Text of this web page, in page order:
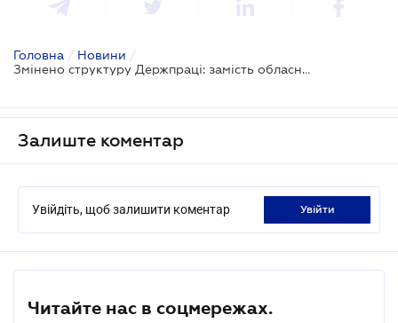
Головна / Новини /
Змінено структуру Держпраці: замість обласних територіальних управлінь будуть нові міжрегіональні
Залиште коментар
Увійдіть, щоб залишити коментар увійти
Читайте нас в соцмережах.